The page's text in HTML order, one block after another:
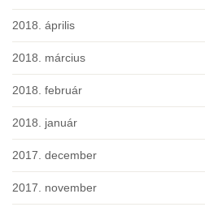
2018. április
2018. március
2018. február
2018. január
2017. december
2017. november